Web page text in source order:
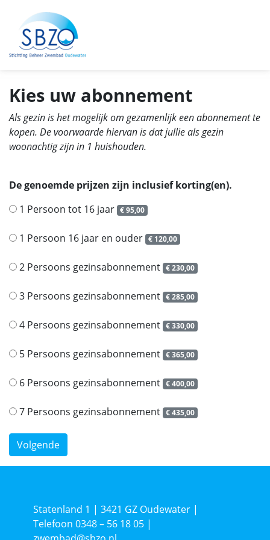
Kies uw abonnement
Als gezin is het mogelijk om gezamenlijk een abonnement te
kopen. De voorwaarde hiervan is dat jullie als gezin
woonachtig zijn in 1 huishouden.
De genoemde prijzen zijn inclusief korting(en).
1 Persoon tot 16 jaar € 95,00
1 Persoon 16 jaar en ouder € 120,00
2 Persoons gezinsabonnement € 230,00
3 Persoons gezinsabonnement € 285,00
4 Persoons gezinsabonnement € 330,00
5 Persoons gezinsabonnement € 365,00
6 Persoons gezinsabonnement € 400,00
7 Persoons gezinsabonnement € 435,00
Statenland 1 | 3421 GZ Oudewater |
Telefoon 0348 – 56 18 05 |